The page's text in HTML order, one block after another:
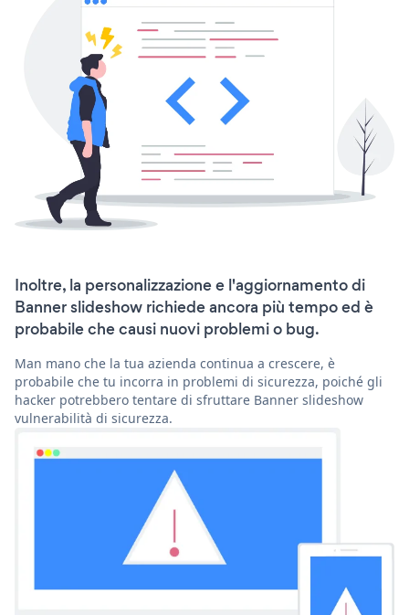
Inoltre, la personalizzazione e l'aggiornamento di
Banner slideshow richiede ancora più tempo ed è
probabile che causi nuovi problemi o bug.
Man mano che la tua azienda continua a crescere, è
probabile che tu incorra in problemi di sicurezza, poiché gli
hacker potrebbero tentare di sfruttare Banner slideshow
vulnerabilità di sicurezza.